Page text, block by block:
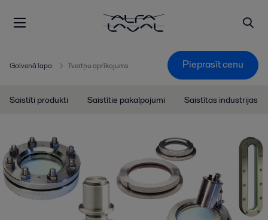
Galvenā lapa Tvertņu aprīkojums Pieprasīt cenu
Saistīti produkti Saistītie pakalpojumi Saistītas industrijas